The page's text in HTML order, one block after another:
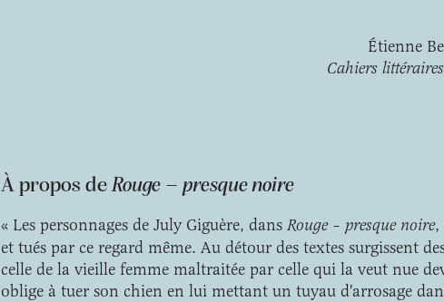
Étienne
Cahiers
À propos de Rouge – presque noire
« Les personnages de July Giguère, dans Rouge – presque noire,
et tués par ce regard même. Au détour des textes surgissent
celle de la vieille femme maltraitée par celle qui la veut nue
oblige à tuer son chien en lui mettant un tuyau d'arrosage